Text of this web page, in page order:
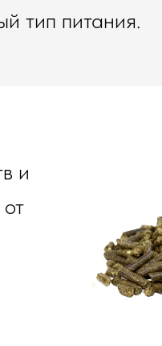
тип питания.
и